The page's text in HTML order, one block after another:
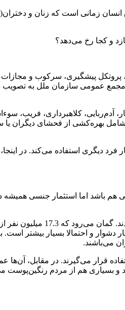
زمانی است که زنان و
و کجا رخ می‌دهد؟
پیشگیری، سرکوب و
آدم‌ربایی، کلاهبرداری، فریب،
بهره‌کشی از فحشای دیگران یا
دیگری استفاده می‌کند. در
باشد اما استثمار جنسی
آمار قاچاق بسیار دشوار و احتمالا
می‌باشند.
قرار می‌گیرند. در مقابل،
بسیاری هم از مردم رنگین‌پوست